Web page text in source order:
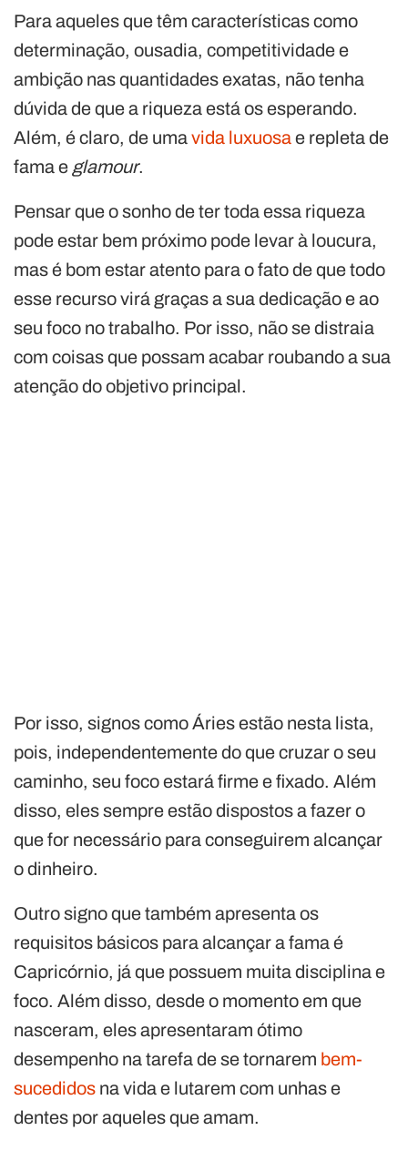
Para aqueles que têm características como
determinação, ousadia, competitividade e
ambição nas quantidades exatas, não tenha
dúvida de que a riqueza está os esperando.
Além, é claro, de umavida luxuosae repleta de
fama e glamour.
Pensar que o sonho de ter toda essa riqueza
pode estar bem próximo pode levar à loucura,
mas é bom estar atento para o fato de que todo
esse recurso virá graças a sua dedicação e ao
seu foco no trabalho. Por isso, não se distraia
com coisas que possam acabar roubando a sua
atenção do objetivo principal.
Por isso, signos como Áries estão nesta lista,
pois, independentemente do que cruzar o seu
caminho, seu foco estará firme e fixado. Além
disso, eles sempre estão dispostos a fazer o
que for necessário para conseguirem alcançar
o dinheiro.
Outro signo que também apresenta os
requisitos básicos para alcançar a fama é
Capricórnio, já que possuem muita disciplina e
foco. Além disso, desde o momento em que
nasceram, eles apresentaram ótimo
desempenho na tarefa de se tornarem bem-
sucedidos na vida e lutarem com unhas e
dentes por aqueles que amam.